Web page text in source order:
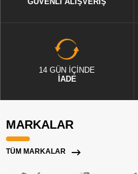
14 GÜN İÇİNDE
İADE
MARKALAR
TÜM MARKALAR